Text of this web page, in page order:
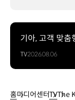
기아, 고객 맞춤
TV2026.08.06
홈미디어센터TVThe